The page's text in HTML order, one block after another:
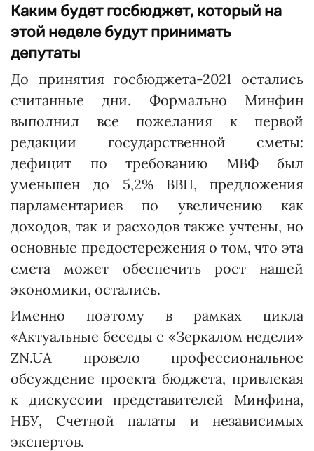
Каким будет госбюджет, который на
этой неделе будут принимать
депутаты
До принятия госбюджета-2021 остались
считанные дни. Формально Минфин
выполнил все пожелания к первой
редакции государственной сметы:
дефицит по требованию МВФ был
уменьшен до 5,2% ВВП, предложения
парламентариев по увеличению как
доходов, так и расходов также учтены, но
основные предостережения о том, что эта
смета может обеспечить рост нашей
экономики, остались.
Именно поэтому в рамках цикла
«Актуальные беседы с «Зеркалом недели»
ZN.UA провело профессиональное
обсуждение проекта бюджета, привлекая
к дискуссии представителей Минфина,
НБУ, Счетной палаты и независимых
экспертов.